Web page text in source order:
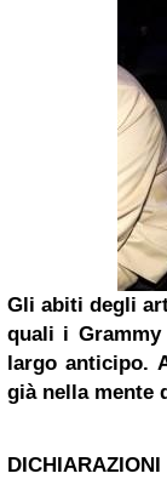
Gli abiti degli
quali i
largo anticipo.
già nella mente